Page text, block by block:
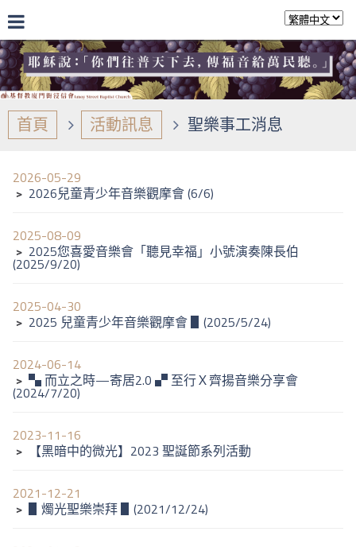
首頁 活動訊息 聖樂事工消息
2026-05-29
﹥ 2026兒童青少年音樂觀摩會 (6/6)
2025-08-09
﹥ 2025您喜愛音樂會「聽見幸福」小號演奏陳長伯
(2025/9/20)
2025-04-30
﹥ 2025 兒童青少年音樂觀摩會 ▋(2025/5/24)
2024-06-14
﹥ ▚ 而立之時—寄居2.0 ▞ 至行Ｘ齊揚音樂分享會
(2024/7/20)
2023-11-16
﹥
【黑暗中的微光】2023 聖誕節系列活動
2021-12-21
﹥ ▋燭光聖樂崇拜 ▋(2021/12/24)